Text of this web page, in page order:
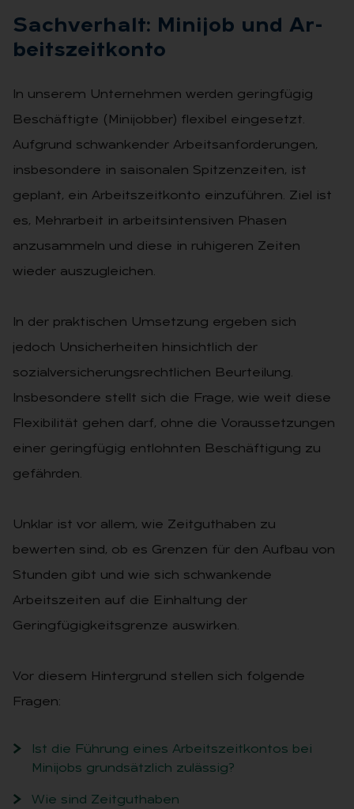
Sach­ver­halt: Mi­ni­job und Ar­
beits­zeit­kon­to
In unserem Unternehmen werden geringfügig
Beschäftigte (Minijobber) flexibel eingesetzt.
Aufgrund schwankender Arbeitsanforderungen,
insbesondere in saisonalen Spitzenzeiten, ist
geplant, ein Arbeitszeitkonto einzuführen. Ziel ist
es, Mehrarbeit in arbeitsintensiven Phasen
anzusammeln und diese in ruhigeren Zeiten
wieder auszugleichen.
In der praktischen Umsetzung ergeben sich
jedoch Unsicherheiten hinsichtlich der
sozialversicherungsrechtlichen Beurteilung.
Insbesondere stellt sich die Frage, wie weit diese
Flexibilität gehen darf, ohne die Voraussetzungen
einer geringfügig entlohnten Beschäftigung zu
gefährden.
Unklar ist vor allem, wie Zeitguthaben zu
bewerten sind, ob es Grenzen für den Aufbau von
Stunden gibt und wie sich schwankende
Arbeitszeiten auf die Einhaltung der
Geringfügigkeitsgrenze auswirken.
Vor diesem Hintergrund stellen sich folgende
Fragen:
Ist die Führung eines Arbeitszeitkontos bei
Minijobs grundsätzlich zulässig?
Wie sind Zeitguthaben